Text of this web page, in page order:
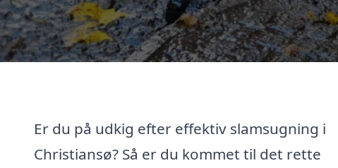
Er du på udkig efter effektiv slamsugning i
Christiansø? Så er du kommet til det rette